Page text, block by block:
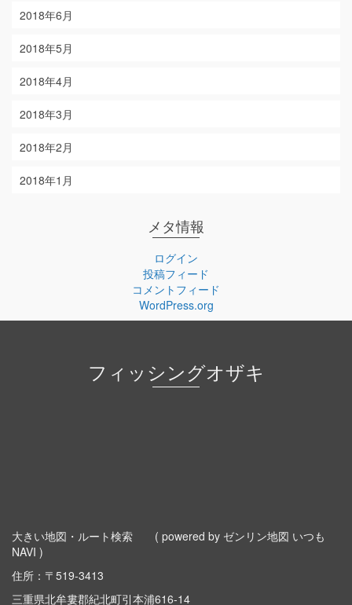
2018年6月
2018年5月
2018年4月
2018年3月
2018年2月
2018年1月
メタ情報
ログイン
投稿フィード
コメントフィード
WordPress.org
フィッシングオザキ
大きい地図・ルート検索
( powered by ゼンリン地図 いつも
NAVI )
住所：〒519-3413
三重県北牟婁郡紀北町引本浦616-14